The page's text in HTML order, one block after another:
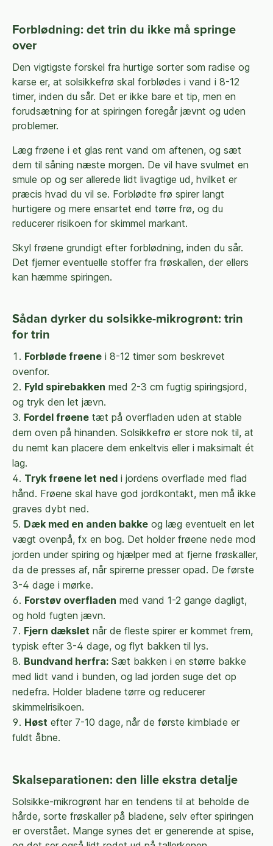
Forblødning: det trin du ikke må springe
over
Den vigtigste forskel fra hurtige sorter som radise og
karse er, at solsikkefrø skal forblødes i vand i 8-12
timer, inden du sår. Det er ikke bare et tip, men en
forudsætning for at spiringen foregår jævnt og uden
problemer.
Læg frøene i et glas rent vand om aftenen, og sæt
dem til såning næste morgen. De vil have svulmet en
smule op og ser allerede lidt livagtige ud, hvilket er
præcis hvad du vil se. Forblødte frø spirer langt
hurtigere og mere ensartet end tørre frø, og du
reducerer risikoen for skimmel markant.
Skyl frøene grundigt efter forblødning, inden du sår.
Det fjerner eventuelle stoffer fra frøskallen, der ellers
kan hæmme spiringen.
Sådan dyrker du solsikke-mikrogrønt: trin
for trin
Forbløde frøene i 8-12 timer som beskrevet
ovenfor.
Fyld spirebakken med 2-3 cm fugtig spiringsjord,
og tryk den let jævn.
Fordel frøene tæt på overfladen uden at stable
dem oven på hinanden. Solsikkefrø er store nok til, at
du nemt kan placere dem enkeltvis eller i maksimalt ét
lag.
Tryk frøene let ned i jordens overflade med flad
hånd. Frøene skal have god jordkontakt, men må ikke
graves dybt ned.
Dæk med en anden bakke og læg eventuelt en let
vægt ovenpå, fx en bog. Det holder frøene nede mod
jorden under spiring og hjælper med at fjerne frøskaller,
da de presses af, når spirerne presser opad. De første
3-4 dage i mørke.
Forstøv overfladen med vand 1-2 gange dagligt,
og hold fugten jævn.
Fjern dækslet når de fleste spirer er kommet frem,
typisk efter 3-4 dage, og flyt bakken til lys.
Bundvand herfra: Sæt bakken i en større bakke
med lidt vand i bunden, og lad jorden suge det op
nedefra. Holder bladene tørre og reducerer
skimmelrisikoen.
Høst efter 7-10 dage, når de første kimblade er
fuldt åbne.
Skalseparationen: den lille ekstra detalje
Solsikke-mikrogrønt har en tendens til at beholde de
hårde, sorte frøskaller på bladene, selv efter spiringen
er overstået. Mange synes det er generende at spise,